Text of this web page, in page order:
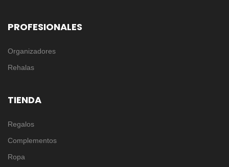
PROFESIONALES
Organizadores
Rehalas
TIENDA
Regalos
Complementos
Ropa